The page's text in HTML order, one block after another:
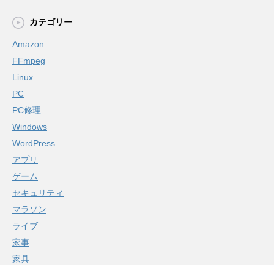
カテゴリー
Amazon
FFmpeg
Linux
PC
PC修理
Windows
WordPress
アプリ
ゲーム
セキュリティ
マラソン
ライブ
家事
家具